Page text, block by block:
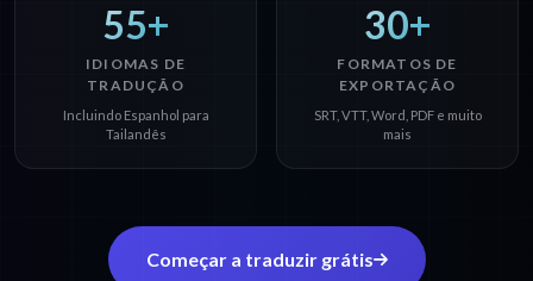
55+
IDIOMAS DE
TRADUÇÃO
Incluindo Espanhol para
Tailandês
30+
FORMATOS DE
EXPORTAÇÃO
SRT, VTT, Word, PDF e muito
mais
Começar a traduzir grátis